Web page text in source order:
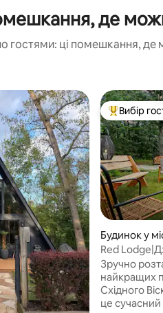
де
гостями: ці помешкання, де
Топ вибір
Вибір
Будинок у
Red
озера,
Зручно
найкращих
Східного
це